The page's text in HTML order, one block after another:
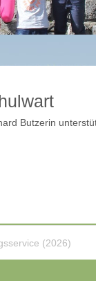
Butzerin
(2026)